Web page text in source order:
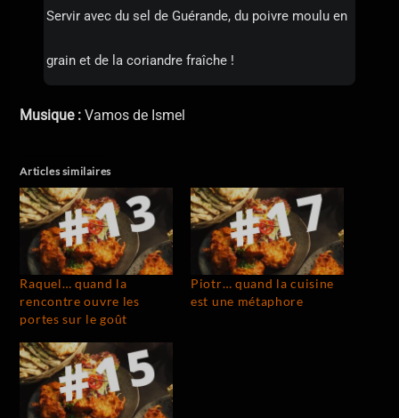
Servir avec du sel de Guérande, du poivre moulu en
grain et de la coriandre fraîche !
Musique :Vamos de Ismel
Articles similaires
Raquel… quand la
rencontre ouvre les
portes sur le goût
Piotr… quand la cuisine
est une métaphore